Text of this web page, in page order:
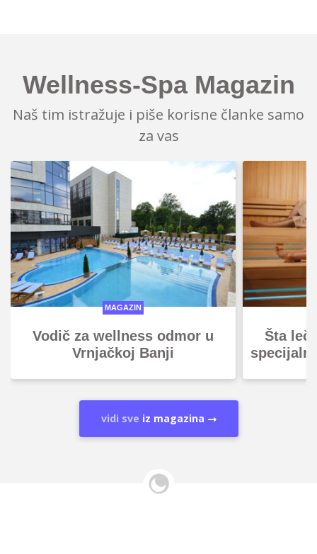
Wellness-Spa Magazin
Naš tim istražuje i piše korisne članke samo
za vas
MAGAZIN
Vodič za wellness odmor u
Vrnjačkoj Banji
Šta
vidi sve iz magazina